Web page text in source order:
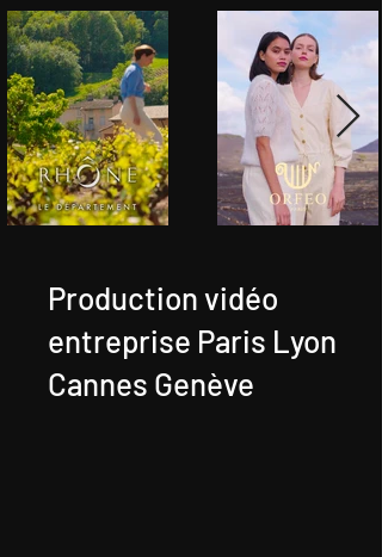
Production vidéo
entreprise Paris Lyon
Cannes Genève